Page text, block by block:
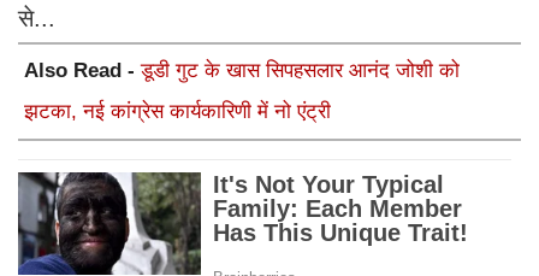
से...
Also Read -डूडी गुट के खास सिपहसलार आनंद जोशी को
झटका, नई कांग्रेस कार्यकारिणी में नो एंट्री